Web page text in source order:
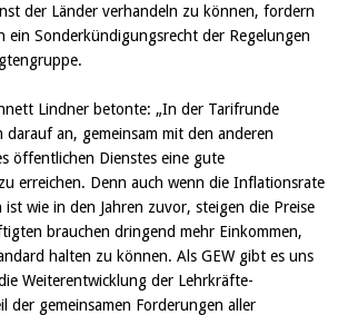
der Länder verhandeln zu können, fordern
ein Sonderkündigungsrecht der Regelungen
Lindner betonte: „In der Tarifrunde
darauf an, gemeinsam mit den anderen
öffentlichen Dienstes eine gute
erreichen. Denn auch wenn die Inflationsrate
wie in den Jahren zuvor, steigen die Preise
brauchen dringend mehr Einkommen,
halten zu können. Als GEW gibt es uns
Weiterentwicklung der Lehrkräfte-
der gemeinsamen Forderungen aller